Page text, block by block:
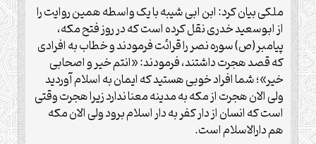
ملکی بیان کرد: ابن ابی شیبه با یک واسطه همین روایت را
از ابوسعید خدری نقل کرده است که در روز فتح مکه،
پیامبر(ص) سوره نصر را قرائت فرمودند و خطاب به افرادی
که قصد هجرت داشتند، فرمودند: «انتم خیر و اصحابی
خیر»؛ شما افراد خوبی هستید که ایمان به اسلام آوردید
ولی الان هجرت از مکه به مدینه معنا ندارد زیرا هجرت وقتی
است که انسان از دار کفر به دار اسلام برود ولی الان مکه
هم دارالاسلام است.